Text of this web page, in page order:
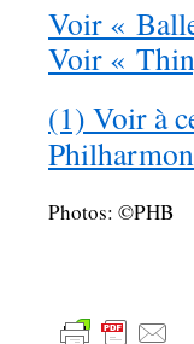
Voir «
Voir «
(1) Voir à
Photos: ©PHB